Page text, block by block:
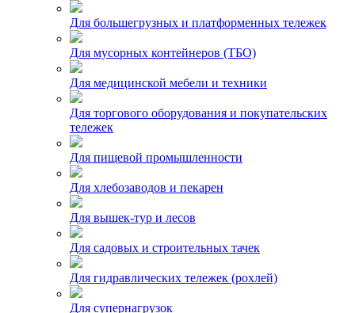
Для большегрузных и платформенных тележек
Для мусорных контейнеров (ТБО)
Для медицинской мебели и техники
Для торгового оборудования и покупательских
тележек
Для пищевой промышленности
Для хлебозаводов и пекарен
Для вышек-тур и лесов
Для садовых и строительных тачек
Для гидравлических тележек (рохлей)
Для супернагрузок